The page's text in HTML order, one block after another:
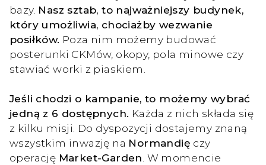
bazy. Nasz sztab, to najważniejszy budynek,
który umożliwia, chociażby wezwanie
posiłków. Poza nim możemy budować
posterunki CKMów, okopy, pola minowe czy
stawiać worki z piaskiem.
Jeśli chodzi o kampanie, to możemy wybrać
jedną z 6 dostępnych. Każda z nich składa się
z kilku misji. Do dyspozycji dostajemy znaną
wszystkim inwazję na Normandię czy
operację Market-Garden . W momencie